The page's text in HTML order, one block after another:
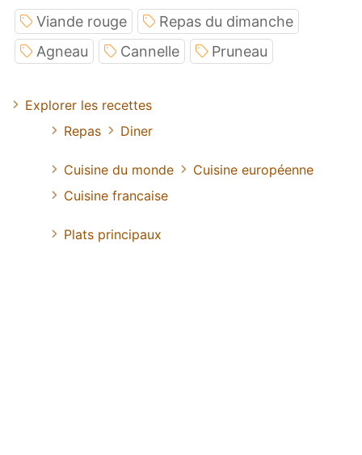
Viande rouge
Repas du dimanche
Agneau
Cannelle Pruneau
Explorer les recettes
Repas
Diner
Cuisine du monde
Cuisine européenne
Cuisine francaise
Plats principaux